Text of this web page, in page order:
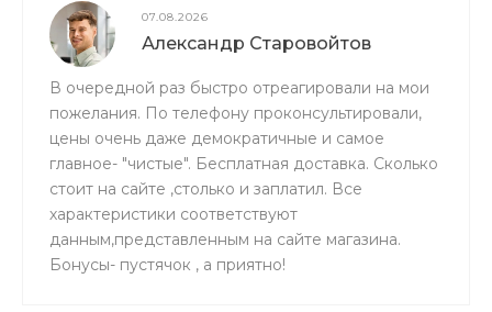
07.08.2026
Александр Старовойтов
В очередной раз быстро отреагировали на мои
пожелания. По телефону проконсультировали,
цены очень даже демократичные и самое
главное- "чистые". Бесплатная доставка. Сколько
стоит на сайте ,столько и заплатил. Все
характеристики соответствуют
данным,представленным на сайте магазина.
Бонусы- пустячок , а приятно!